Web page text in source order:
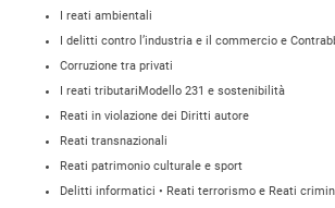
I reati ambientali
I delitti contro l’industria e il commercio e
Corruzione tra privati
I reati tributariModello 231 e sostenibilità
Reati in violazione dei Diritti autore
Reati transnazionali
Reati patrimonio culturale e sport
Delitti informatici • Reati terrorismo e Reati